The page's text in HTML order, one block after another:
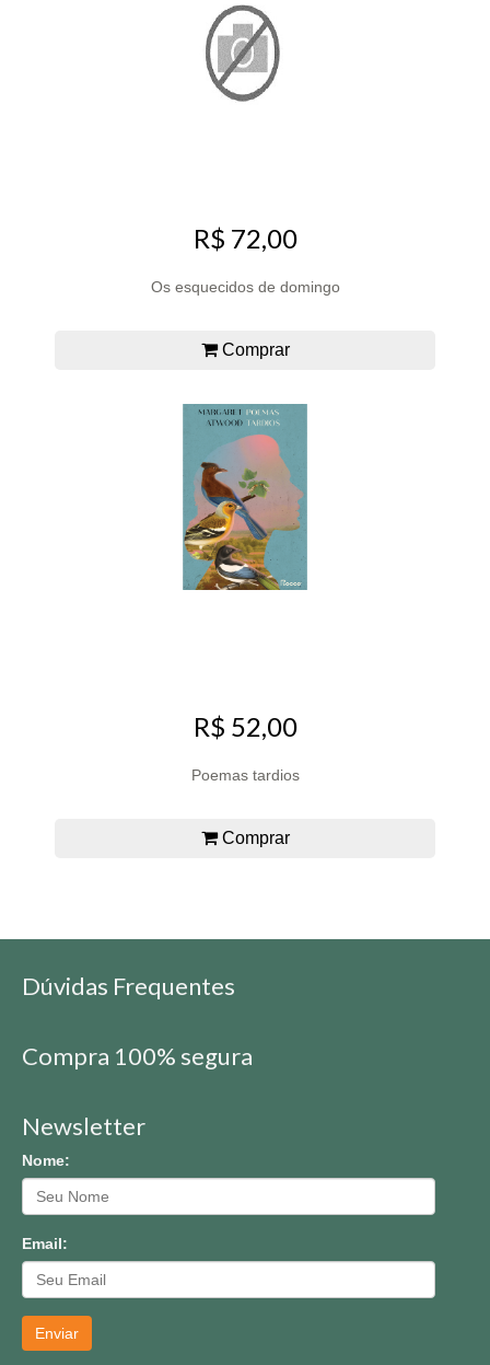
R$ 72,00
Os esquecidos de domingo
Comprar
R$ 52,00
Poemas tardios
Comprar
Dúvidas Frequentes
Compra 100% segura
Newsletter
Nome:
Email:
Enviar